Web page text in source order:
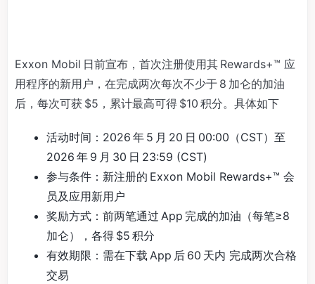
Exxon Mobil 日前宣布，首次注册使用其 Rewards+™ 应
用程序的新用户，在完成两次每次不少于 8 加仑的加油
后，每次可获 $5，累计最高可得 $10 积分。具体如下
活动时间：2026 年 5 月 20 日 00:00（CST）至
2026 年 9 月 30 日 23:59 (CST)
参与条件：新注册的 Exxon Mobil Rewards+™ 会
员及应用新用户
奖励方式：前两笔通过 App 完成的加油（每笔≥8
加仑），各得 $5 积分
有效期限：需在下载 App 后 60 天内 完成两次合格
交易